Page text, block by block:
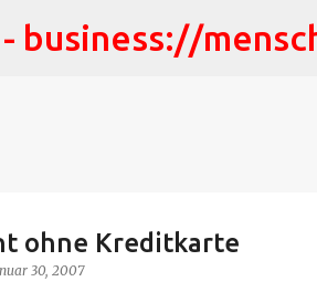
business://
ohne Kreditkarte
30, 2007